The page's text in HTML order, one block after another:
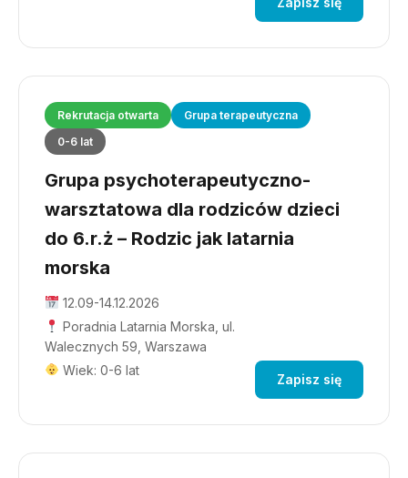
Rekrutacja otwarta
Grupa terapeutyczna
0-6 lat
Grupa psychoterapeutyczno-
warsztatowa dla rodziców dzieci
do 6.r.ż – Rodzic jak latarnia
morska
12.09-14.12.2026
Poradnia Latarnia Morska, ul.
Walecznych 59, Warszawa
Wiek: 0-6 lat
Zapisz się